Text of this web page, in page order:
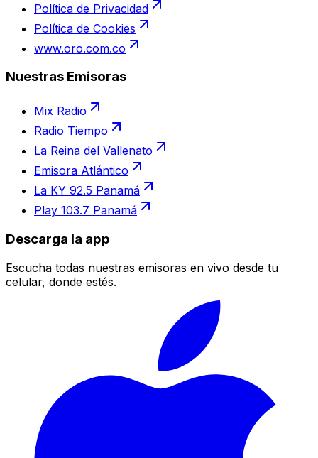
Política de Privacidad
Política de Cookies
www.oro.com.co
Nuestras Emisoras
Mix Radio
Radio Tiempo
La Reina del Vallenato
Emisora Atlántico
La KY 92.5 Panamá
Play 103.7 Panamá
Descarga la app
Escucha todas nuestras emisoras en vivo desde tu
celular, donde estés.